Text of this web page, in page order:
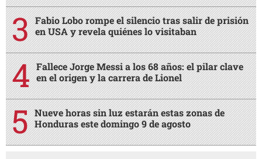
Fabio Lobo rompe el silencio tras salir de prisión
en USA y revela quiénes lo visitaban
Fallece Jorge Messi a los 68 años: el pilar clave
en el origen y la carrera de Lionel
Nueve horas sin luz estarán estas zonas de
Honduras este domingo 9 de agosto